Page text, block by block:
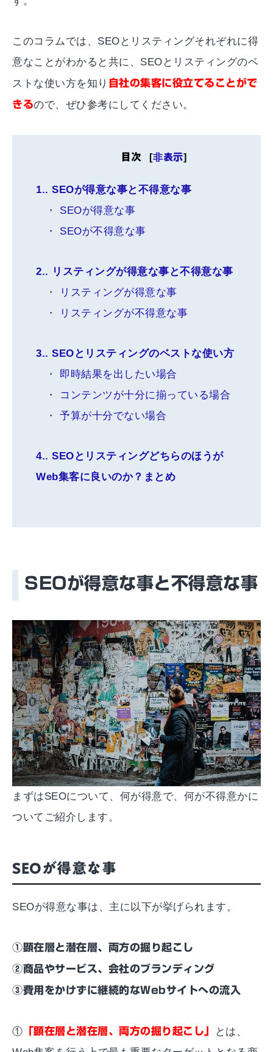
このコラムでは、SEOとリスティングそれぞれに得
意なことがわかると共に、SEOとリスティングのベ
ストな使い方を知り 自社の集客に役立てることがで
きるので、ぜひ参考にしてください。
目次 [非表示]
1.
SEOが得意な事と不得意な事
SEOが得意な事
SEOが不得意な事
2.
リスティングが得意な事と不得意な事
リスティングが得意な事
リスティングが不得意な事
3.
SEOとリスティングのベストな使い方
即時結果を出したい場合
コンテンツが十分に揃っている場合
予算が十分でない場合
4.
SEOとリスティングどちらのほうが
Web集客に良いのか？まとめ
SEOが得意な事と不得意な事
まずはSEOについて、何が得意で、何が不得意かに
ついてご紹介します。
SEOが得意な事
SEOが得意な事は、主に以下が挙げられます。
①顕在層と潜在層、両方の掘り起こし
②商品やサービス、会社のブランディング
③費用をかけずに継続的なWebサイトへの流入
① 「顕在層と潜在層、両方の掘り起こし」
とは、